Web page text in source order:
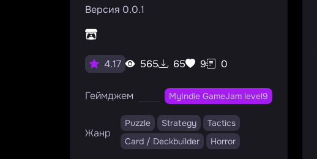
Версия 0.0.1
4.17 565 65 9 0
Геймджем MyIndie GameJam level9
Жанр
Puzzle Strategy
Tactics
Card / Deckbuilder
Horror